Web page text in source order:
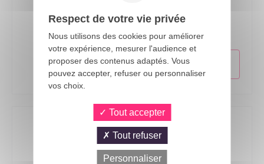
Ailes d'ange tissu - 62cm - rouge
Respect de votre vie privée
Nous utilisons des cookies pour améliorer
votre expérience, mesurer l'audience et
proposer des contenus adaptés. Vous
pouvez accepter, refuser ou personnaliser
vos choix.
Tout accepter
Tout refuser
Personnaliser